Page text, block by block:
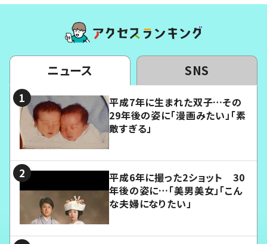
ニュース SNS
平成7年に生まれた双子…その
29年後の姿に「漫画みたい」「素
敵すぎる」
平成6年に撮った2ショット 30
年後の姿に…「美男美女」「こん
な夫婦になりたい」